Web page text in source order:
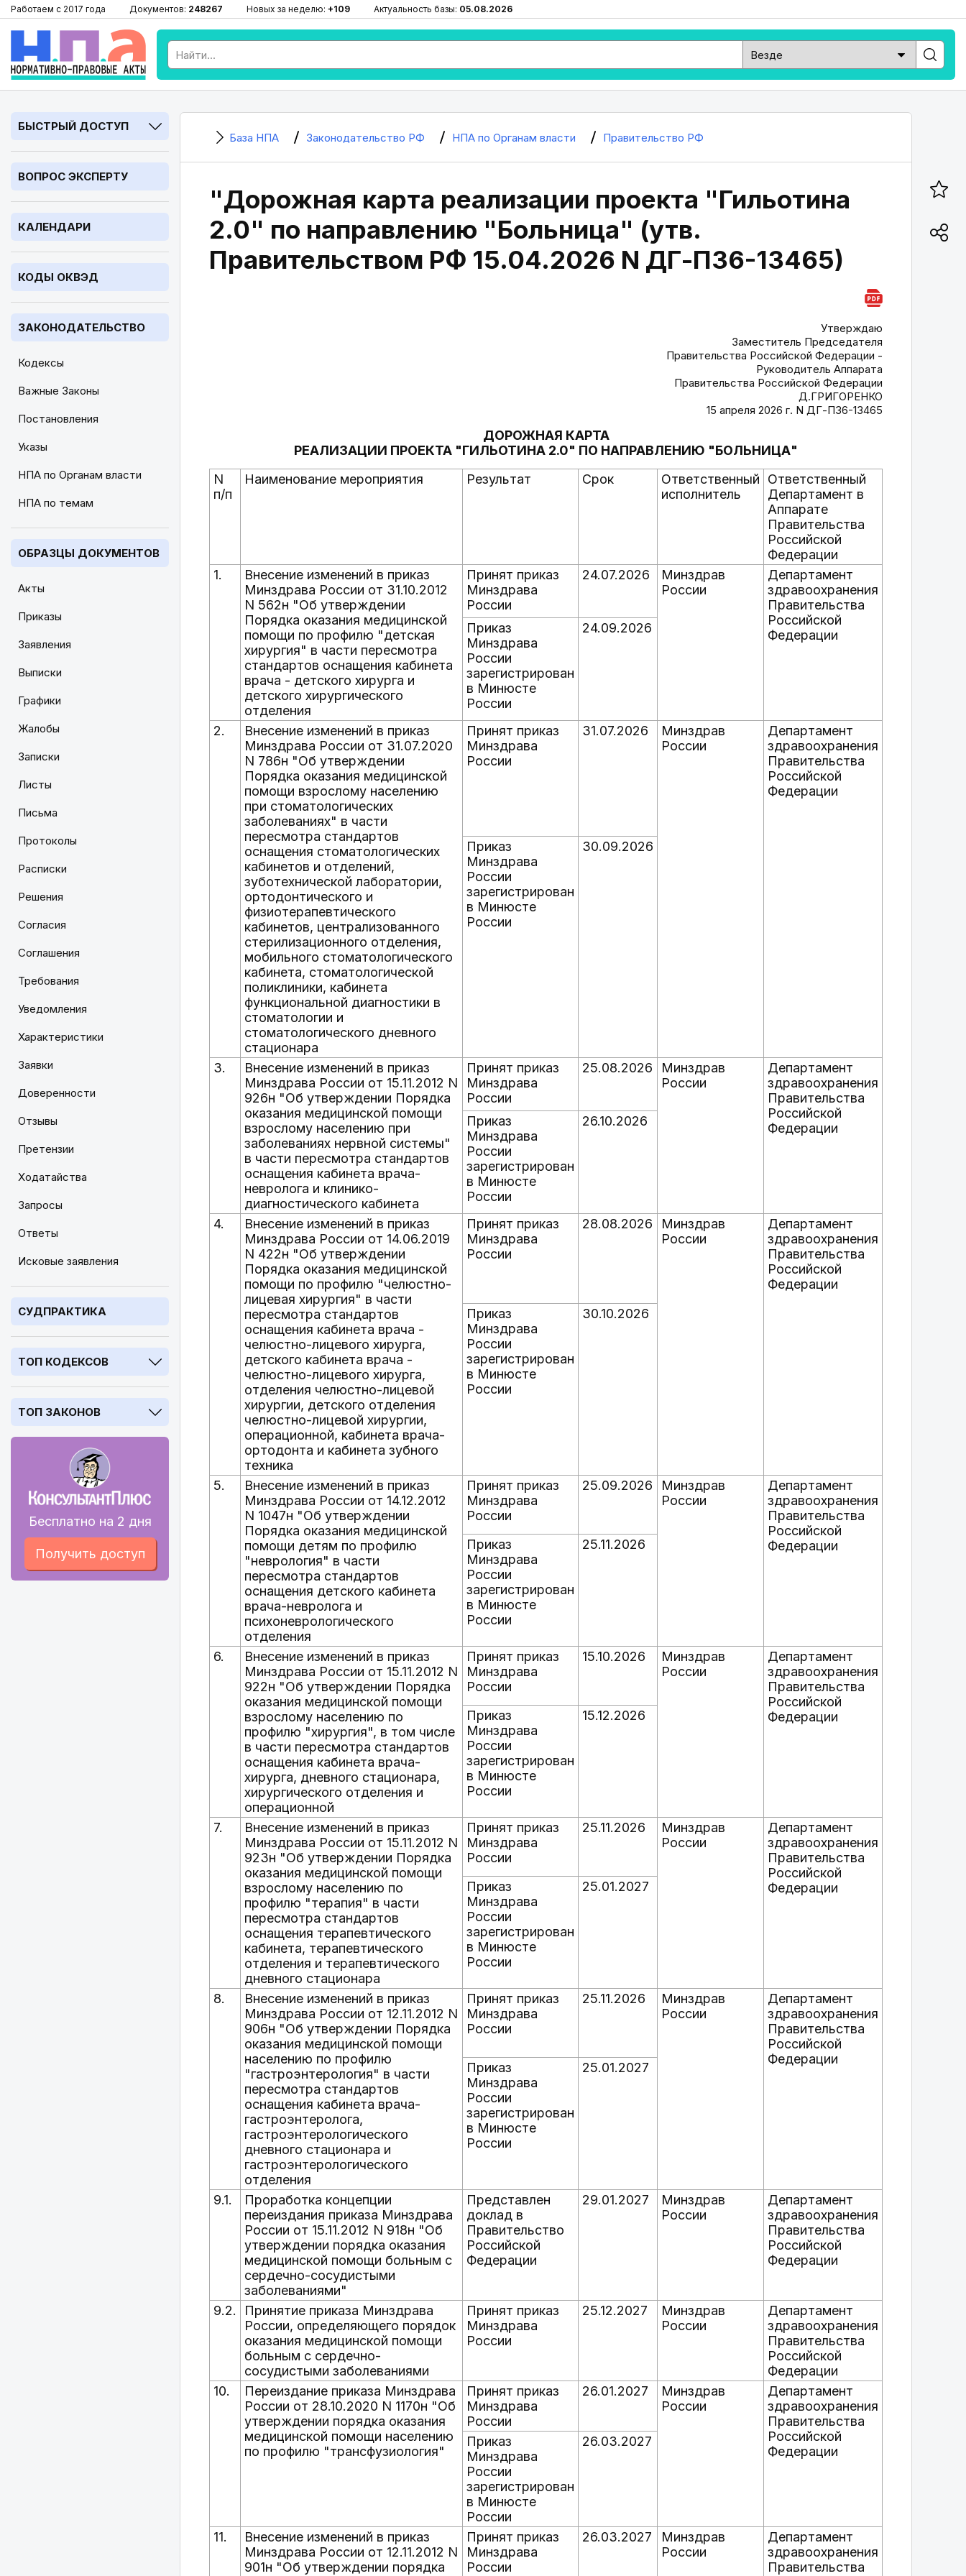
Работаем с 2017 года Документов: 248267 Новых за неделю: +109 Актуальность базы: 05.08.2026
БЫСТРЫЙ ДОСТУП
ВОПРОС ЭКСПЕРТУ
КАЛЕНДАРИ
КОДЫ ОКВЭД
ЗАКОНОДАТЕЛЬСТВО
Кодексы
Важные Законы
Постановления
Указы
НПА по Органам власти
НПА по темам
ОБРАЗЦЫ ДОКУМЕНТОВ
Акты
Приказы
Заявления
Выписки
Графики
Жалобы
Записки
Листы
Письма
Протоколы
Расписки
Решения
Согласия
Соглашения
Требования
Уведомления
Характеристики
Заявки
Доверенности
Отзывы
Претензии
Ходатайства
Запросы
Ответы
Исковые заявления
СУДПРАКТИКА
ТОП КОДЕКСОВ
ТОП ЗАКОНОВ
Бесплатно на 2 дня
Получить доступ
База НПА Законодательство РФ НПА по Органам власти Правительство РФ
"Дорожная карта реализации проекта "Гильотина
2.0" по направлению "Больница" (утв.
Правительством РФ 15.04.2026 N ДГ-П36-13465)
Утверждаю
Заместитель Председателя
Правительства Российской Федерации -
Руководитель Аппарата
Правительства Российской Федерации
Д.ГРИГОРЕНКО
15 апреля 2026 г. N ДГ-П36-13465
ДОРОЖНАЯ КАРТА
РЕАЛИЗАЦИИ ПРОЕКТА "ГИЛЬОТИНА 2.0" ПО НАПРАВЛЕНИЮ "БОЛЬНИЦА"
N
п/п
Наименование мероприятия Результат Срок
Ответственный
исполнитель
Ответственный
Департамент в
Аппарате
Правительства
Российской
Федерации
1.
Внесение изменений в приказ
Минздрава России от 31.10.2012
N 562н "Об утверждении
Порядка оказания медицинской
помощи по профилю "детская
хирургия" в части пересмотра
стандартов оснащения кабинета
врача - детского хирурга и
детского хирургического
отделения
Принят приказ
Минздрава
России
24.07.2026
Минздрав
России
Департамент
здравоохранения
Правительства
Российской
Федерации
Приказ
Минздрава
России
зарегистрирован
в Минюсте
России
24.09.2026
2.
Внесение изменений в приказ
Минздрава России от 31.07.2020
N 786н "Об утверждении
Порядка оказания медицинской
помощи взрослому населению
при стоматологических
заболеваниях" в части
пересмотра стандартов
оснащения стоматологических
кабинетов и отделений,
зуботехнической лаборатории,
ортодонтического и
физиотерапевтического
кабинетов, централизованного
стерилизационного отделения,
мобильного стоматологического
кабинета, стоматологической
поликлиники, кабинета
функциональной диагностики в
стоматологии и
стоматологического дневного
стационара
Принят приказ
Минздрава
России
31.07.2026
Минздрав
России
Департамент
здравоохранения
Правительства
Российской
Федерации
Приказ
Минздрава
России
зарегистрирован
в Минюсте
России
30.09.2026
3.
Внесение изменений в приказ
Минздрава России от 15.11.2012 N
926н "Об утверждении Порядка
оказания медицинской помощи
взрослому населению при
заболеваниях нервной системы"
в части пересмотра стандартов
оснащения кабинета врача-
невролога и клинико-
диагностического кабинета
Принят приказ
Минздрава
России
25.08.2026
Минздрав
России
Департамент
здравоохранения
Правительства
Российской
Федерации
Приказ
Минздрава
России
зарегистрирован
в Минюсте
России
26.10.2026
4.
Внесение изменений в приказ
Минздрава России от 14.06.2019
N 422н "Об утверждении
Порядка оказания медицинской
помощи по профилю "челюстно-
лицевая хирургия" в части
пересмотра стандартов
оснащения кабинета врача -
челюстно-лицевого хирурга,
детского кабинета врача -
челюстно-лицевого хирурга,
отделения челюстно-лицевой
хирургии, детского отделения
челюстно-лицевой хирургии,
операционной, кабинета врача-
ортодонта и кабинета зубного
техника
Принят приказ
Минздрава
России
28.08.2026
Минздрав
России
Департамент
здравоохранения
Правительства
Российской
Федерации
Приказ
Минздрава
России
зарегистрирован
в Минюсте
России
30.10.2026
5.
Внесение изменений в приказ
Минздрава России от 14.12.2012
N 1047н "Об утверждении
Порядка оказания медицинской
помощи детям по профилю
"неврология" в части
пересмотра стандартов
оснащения детского кабинета
врача-невролога и
психоневрологического
отделения
Принят приказ
Минздрава
России
25.09.2026
Минздрав
России
Департамент
здравоохранения
Правительства
Российской
Федерации
Приказ
Минздрава
России
зарегистрирован
в Минюсте
России
25.11.2026
6.
Внесение изменений в приказ
Минздрава России от 15.11.2012 N
922н "Об утверждении Порядка
оказания медицинской помощи
взрослому населению по
профилю "хирургия", в том числе
в части пересмотра стандартов
оснащения кабинета врача-
хирурга, дневного стационара,
хирургического отделения и
операционной
Принят приказ
Минздрава
России
15.10.2026
Минздрав
России
Департамент
здравоохранения
Правительства
Российской
Федерации
Приказ
Минздрава
России
зарегистрирован
в Минюсте
России
15.12.2026
7.
Внесение изменений в приказ
Минздрава России от 15.11.2012 N
923н "Об утверждении Порядка
оказания медицинской помощи
взрослому населению по
профилю "терапия" в части
пересмотра стандартов
оснащения терапевтического
кабинета, терапевтического
отделения и терапевтического
дневного стационара
Принят приказ
Минздрава
России
25.11.2026
Минздрав
России
Департамент
здравоохранения
Правительства
Российской
Федерации
Приказ
Минздрава
России
зарегистрирован
в Минюсте
России
25.01.2027
8.
Внесение изменений в приказ
Минздрава России от 12.11.2012 N
906н "Об утверждении Порядка
оказания медицинской помощи
населению по профилю
"гастроэнтерология" в части
пересмотра стандартов
оснащения кабинета врача-
гастроэнтеролога,
гастроэнтерологического
дневного стационара и
гастроэнтерологического
отделения
Принят приказ
Минздрава
России
25.11.2026
Минздрав
России
Департамент
здравоохранения
Правительства
Российской
Федерации
Приказ
Минздрава
России
зарегистрирован
в Минюсте
России
25.01.2027
9.1.
Проработка концепции
переиздания приказа Минздрава
России от 15.11.2012 N 918н "Об
утверждении порядка оказания
медицинской помощи больным с
сердечно-сосудистыми
заболеваниями"
Представлен
доклад в
Правительство
Российской
Федерации
29.01.2027
Минздрав
России
Департамент
здравоохранения
Правительства
Российской
Федерации
9.2.
Принятие приказа Минздрава
России, определяющего порядок
оказания медицинской помощи
больным с сердечно-
сосудистыми заболеваниями
Принят приказ
Минздрава
России
25.12.2027
Минздрав
России
Департамент
здравоохранения
Правительства
Российской
Федерации
10.
Переиздание приказа Минздрава
России от 28.10.2020 N 1170н "Об
утверждении порядка оказания
медицинской помощи населению
по профилю "трансфузиология"
Принят приказ
Минздрава
России
26.01.2027
Минздрав
России
Департамент
здравоохранения
Правительства
Российской
Федерации
Приказ
Минздрава
России
зарегистрирован
в Минюсте
России
26.03.2027
11.
Внесение изменений в приказ
Минздрава России от 12.11.2012 N
901н "Об утверждении порядка
Принят приказ
Минздрава
России
26.03.2027
Минздрав
России
Департамент
здравоохранения
Правительства